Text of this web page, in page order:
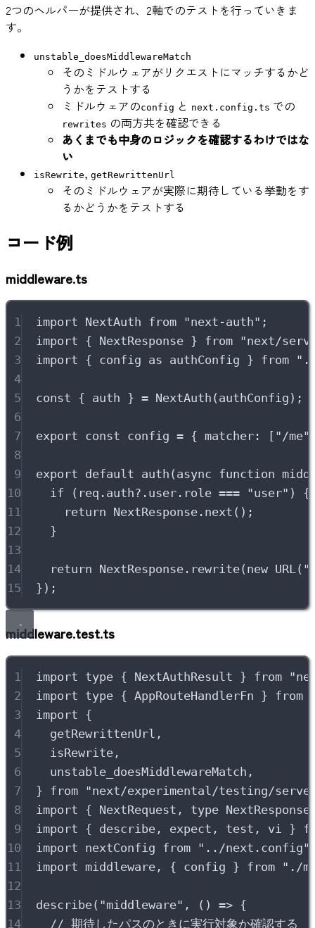
2つのヘルパーが提供され、2軸でのテストを行っていきま
す。
unstable_doesMiddlewareMatch
そのミドルウェアがリクエストにマッチするかど
うかをテストする
ミドルウェアのconfig と next.config.ts での
rewrites の両方共を確認できる
あくまでも中身のロジックを確認するわけではな
い
isRewrite, getRewrittenUrl
そのミドルウェアが実際に期待している挙動をす
るかどうかをテストする
コード例
middleware.ts
1 import NextAuth from "next-auth" ;
2
import { NextResponse } from "next/
3
import { config as authConfig } from "
4
5
const { auth } = NextAuth (authConfig) ;
6
7
export const config = { matcher : [ " /me"
8
9
export default auth ( async function
10
if (req . auth?. user . role === "user" ) {
11
return NextResponse . next () ;
12
}
13
14
return NextResponse . rewrite( new URL ( "
15
} ) ;
middleware.test.ts
1 import type { NextAuthResult } from "
2
import type { AppRouteHandlerFn } from
3
import {
4
getRewrittenUrl ,
5
isRewrite ,
6
unstable_doesMiddlewareMatch ,
7
} from "next/experimental/testing/
8
import { NextRequest , type
9
import { describe , expect , test , vi }
10
import nextConfig from " ../next.config"
11
import middleware , { config } from " ./
12
13
describe( "middleware" , () => {
14
// 期待したパスのときに実行対象か確認する